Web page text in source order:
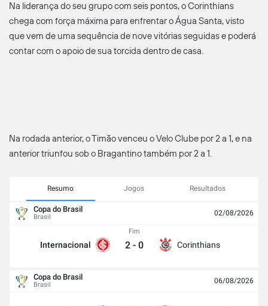
Na liderança do seu grupo com seis pontos, o Corinthians
chega com força máxima para enfrentar o Água Santa, visto
que vem de uma sequência de nove vitórias seguidas e poderá
contar com o apoio de sua torcida dentro de casa.
Na rodada anterior, o Timão venceu o Velo Clube por 2 a 1, e na
anterior triunfou sob o Bragantino também por 2 a 1.
Resumo Jogos Resultados
Copa do Brasil
Brasil 02/08/2026
Internacional
Fim
2 - 0 Corinthians
Copa do Brasil
Brasil 06/08/2026